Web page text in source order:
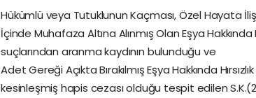
Hükümlü veya Tutuklunun Kaçması, Özel Hayata
İçinde Muhafaza Altına Alınmış Olan Eşya Hakkında
suçlarından aranma kaydının bulunduğu ve
Adet Gereği Açıkta Bırakılmış Eşya Hakkında
kesinleşmiş hapis cezası olduğu tespit edilen